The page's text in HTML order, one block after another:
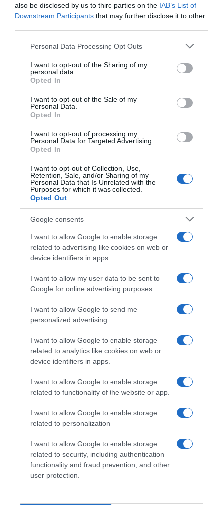
also be disclosed by us to third parties on the IAB’s List of
Downstream Participants that may further disclose it to other
Please note that this website/app uses one or more Google
not limited to your visit or usage behaviour. You may click to
grant or deny consent to Google and its third-party tags to
use your data for below specified purposes in below Google
consent section.
Personal Data Processing Opt Outs
I want to opt-out of the Sharing of my
personal data.
Opted In
I want to opt-out of the Sale of my
Personal Data.
Opted In
I want to opt-out of processing my
Personal Data for Targeted Advertising.
Opted In
I want to opt-out of Collection, Use,
Retention, Sale, and/or Sharing of my
Personal Data that Is Unrelated with the
Purposes for which it was collected.
Opted Out
Google consents
I want to allow Google to enable storage
related to advertising like cookies on web or
device identifiers in apps.
I want to allow my user data to be sent to
Google for online advertising purposes.
I want to allow Google to send me
personalized advertising.
I want to allow Google to enable storage
related to analytics like cookies on web or
device identifiers in apps.
I want to allow Google to enable storage
related to functionality of the website or app.
I want to allow Google to enable storage
related to personalization.
I want to allow Google to enable storage
related to security, including authentication
functionality and fraud prevention, and other
user protection.
Ilaria Mauri
Ilaria Mauri, bolognese, decise di seguire il
durante una partita decisiva: oggi coordina le
pagine di competizioni e commenti. In
conserva il biglietto di quella partita come
prova della svolta.
Continua a leggere
CAMPIONATI E COMPETIZIONI